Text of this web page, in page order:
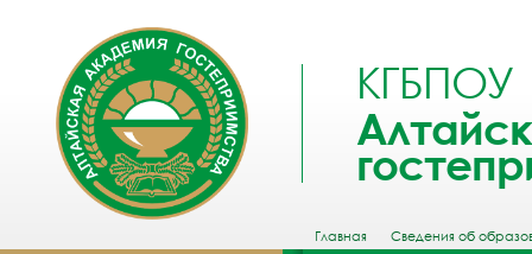
КГБПОУ
Главная Сведения об